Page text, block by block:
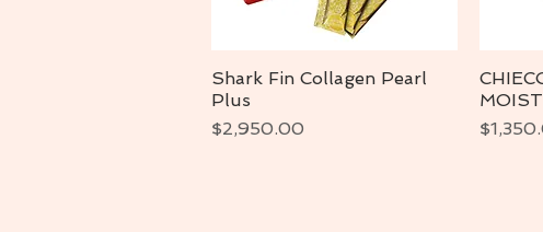
Vista rápida
Shark Fin Collagen Pearl
Plus
Precio
$2,950.00
Precio